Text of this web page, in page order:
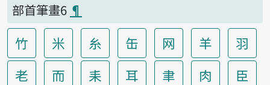
部首筆畫6 ¶
竹 米 糸 缶 网 羊
羽
老
而 耒 耳 聿 肉
臣